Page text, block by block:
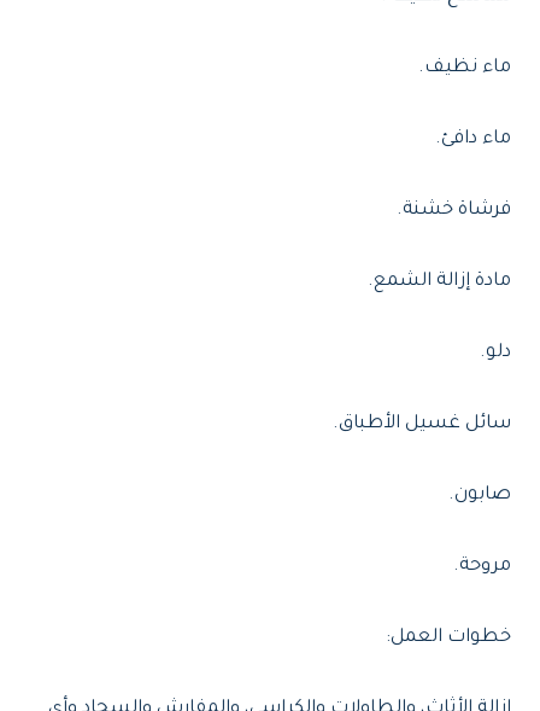
ماء نظيف.
ماء دافئ.
فرشاة خشنة.
مادة إزالة الشمع.
دلو.
سائل غسيل الأطباق.
صابون.
مروحة.
خطوات العمل: